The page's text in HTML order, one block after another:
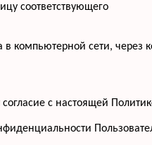
соответствующего
компьютерной сети, через
с настоящей